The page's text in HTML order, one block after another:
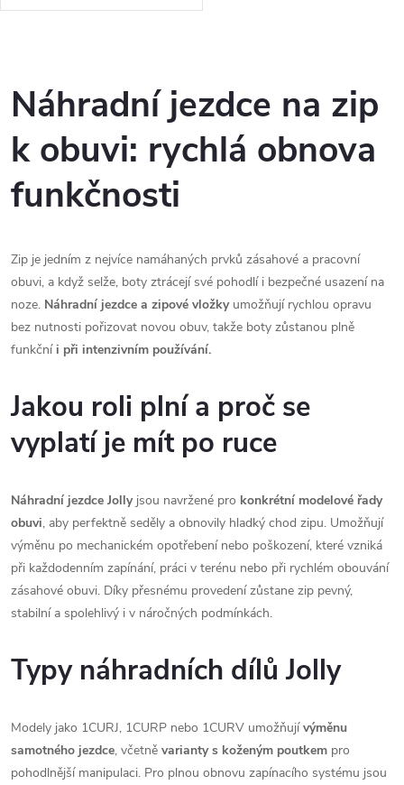
doprodej.
v
l
á
d
a
c
í
p
r
v
k
y
v
ý
p
s
u
Náhradní jezdce na zip
k obuvi: rychlá obnova
funkčnosti
Zip je jedním z nejvíce namáhaných prvků zásahové a pracovní
obuvi, a když selže, boty ztrácejí své pohodlí i bezpečné usazení na
noze. Náhradní jezdce a zipové vložkyumožňují rychlou opravu
bez nutnosti pořizovat novou obuv, takže boty zůstanou plně
funkčníi při intenzivním používání.
Jakou roli plní a proč se
vyplatí je mít po ruce
Náhradní jezdce Jollyjsou navržené pro konkrétní modelové řady
obuvi, aby perfektně seděly a obnovily hladký chod zipu. Umožňují
výměnu po mechanickém opotřebení nebo poškození, které vzniká
při každodenním zapínání, práci v terénu nebo při rychlém obouvání
zásahové obuvi. Díky přesnému provedení zůstane zip pevný,
stabilní a spolehlivý i v náročných podmínkách.
Typy náhradních dílů Jolly
Modely jako 1CURJ, 1CURP nebo 1CURV umožňujívýměnu
samotného jezdce, včetně varianty s koženým poutkem pro
pohodlnější manipulaci. Pro plnou obnovu zapínacího systému jsou